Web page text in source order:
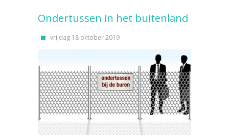
Ondertussen in het buitenland
vrijdag 18 oktober 2019